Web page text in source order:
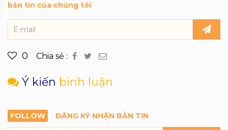
bản tin của chúng tôi
0 Chia sẻ :
Ý kiến bình luận
FOLLOW ĐĂNG KÝ NHẬN BẢN TIN